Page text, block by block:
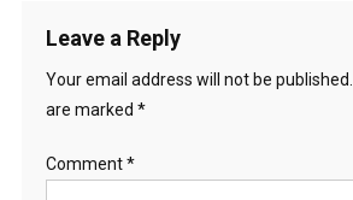
Leave a Reply
Your email address will not be published.
are marked *
Comment*